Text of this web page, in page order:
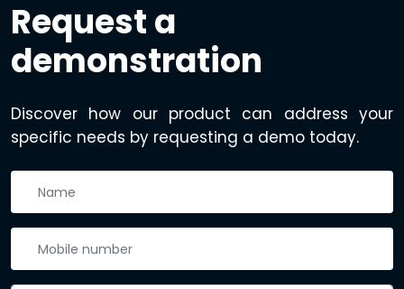
Request a
demonstration
Discover how our product can address your
specific needs by requesting a demo today.